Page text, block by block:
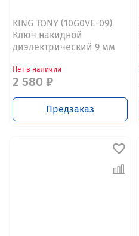
KING TONY (10G0VE-09)
Ключ накидной
диэлектрический 9 мм
Нет в наличии
2 580 ₽
Предзаказ